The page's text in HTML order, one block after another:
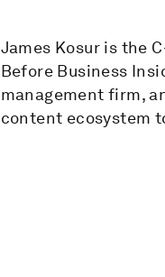
James Kosur is the
Before Business
management firm,
content ecosystem